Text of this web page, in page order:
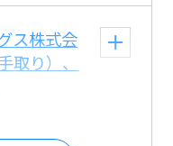
ス株式会
り）、